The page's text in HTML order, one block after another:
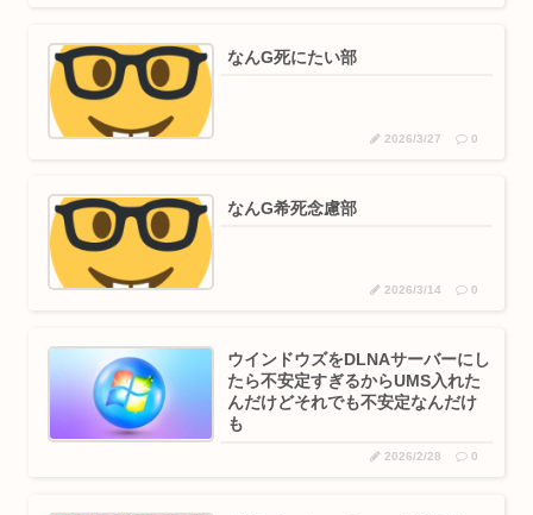
なんG死にたい部
2026/3/27 0
なんG希死念慮部
2026/3/14 0
ウインドウズをDLNAサーバーにし
たら不安定すぎるからUMS入れた
んだけどそれでも不安定なんだけ
も
2026/2/28 0